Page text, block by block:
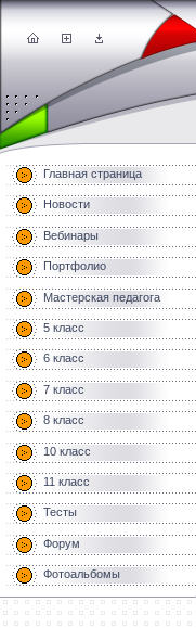
Главная страница
Новости
Вебинары
Портфолио
Мастерская педагога
5 класс
6 класс
7 класс
8 класс
10 класс
11 класс
Тесты
Форум
Фотоальбомы